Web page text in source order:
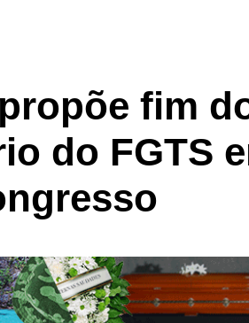
fim
do FGTS